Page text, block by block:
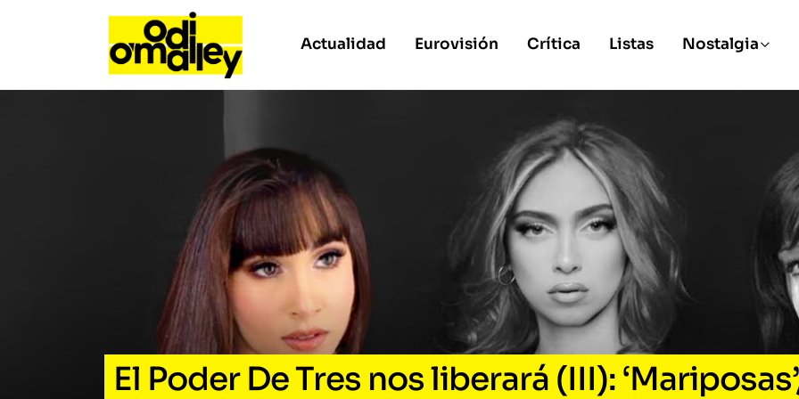
Actualidad Eurovisión Crítica Listas Nostalgia
El Poder De Tres nos liberará (III):